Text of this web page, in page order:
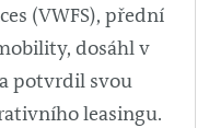
(VWFS), přední
dosáhl v
potvrdil svou
leasingu.